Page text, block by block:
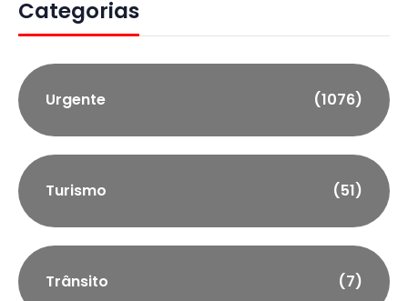
Categorias
Urgente (1076)
Turismo (51)
Trânsito (7)